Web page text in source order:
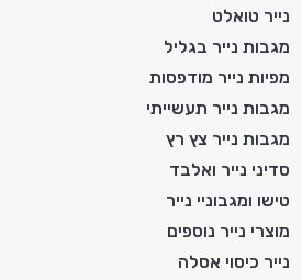
נייר טואלט
מגבות נייר בגליל
מפיות נייר מודפסות
מגבות נייר תעשייתי
מגבות נייר צץ רץ
סדיני נייר ואלבד
טישו ומגבוניי נייר
מוצרי נייר נוספים
נייר כיסוי אסלה